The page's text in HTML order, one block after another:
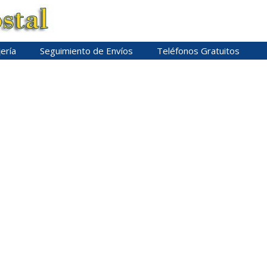
Seguimiento de Envíos Teléfonos Gratuitos